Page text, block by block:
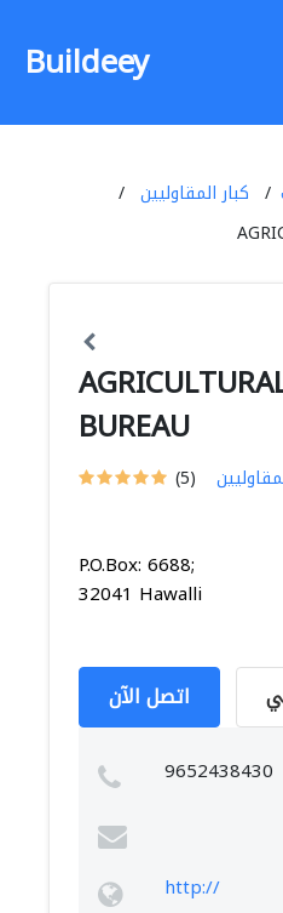
Buildeey
كبار المقاوليين
BUREAU
(5)
P.O.Box: 6688;
32041 Hawalli
اتصل الآن
9652438430
http://